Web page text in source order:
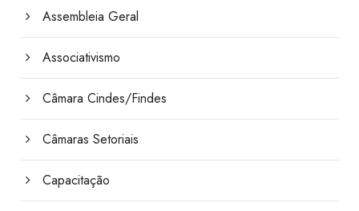
Assembleia Geral
Associativismo
Câmara Cindes/Findes
Câmaras Setoriais
Capacitação